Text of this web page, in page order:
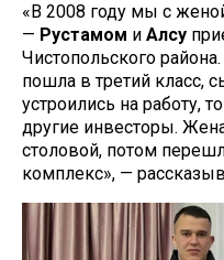
«В 2008 году мы с
— Рустамом и Алсу
Чистопольского
пошла в третий
устроились на работу,
другие инвесторы.
столовой, потом
комплекс», —